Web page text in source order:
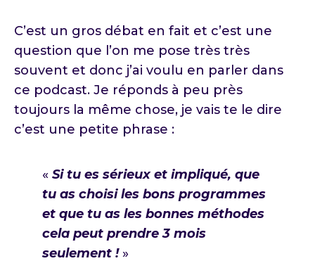
C’est un gros débat en fait et c’est une
question que l’on me pose très très
souvent et donc j’ai voulu en parler dans
ce podcast. Je réponds à peu près
toujours la même chose, je vais te le dire
c’est une petite phrase :
« Si tu es sérieux et impliqué, que
tu as choisi les bons programmes
et que tu as les bonnes méthodes
cela peut prendre 3 mois
seulement !»